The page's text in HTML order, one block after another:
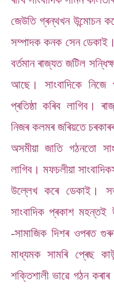
জেউতি গ্ৰন্থখন উন্মোচন
সম্পাদক কনক সেন
বৰ্তমান ৰাজ্যত জটিল
আছে। সাংবাদিকে
প্ৰতিষ্ঠা কৰিব লাগিব।
নিজৰ কলমৰ জৰিয়তে
অসমীয়া জাতি গঠনতো
লাগিব। মফচলীয়া
উল্লেখ কৰে ডেকাই।
সাংবাদিক প্ৰকাশ মহন্তই
-সামাজিক দিশৰ ওপৰত
মাধ্যমক সামৰি প্ৰেছ
শক্তিশালী ভাৱে গঠন